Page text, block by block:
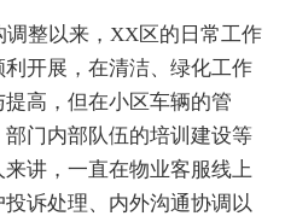
整以来，XX区的日常工作
开展，在清洁、绿化工作
高，但在小区车辆的管
门内部队伍的培训建设等
讲，一直在物业客服线上
诉处理、内外沟通协调以